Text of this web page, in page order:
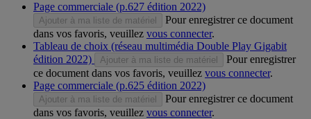
Page commerciale (p.627 édition 2022)
Ajouter à ma liste de matériel
Pour enregistrer ce document
dans vos favoris, veuillez vous connecter.
Tableau de choix (réseau multimédia Double Play Gigabit
édition 2022)
Ajouter à ma liste de matériel
Pour enregistrer
ce document dans vos favoris, veuillez vous connecter.
Page commerciale (p.625 édition 2022)
Ajouter à ma liste de matériel
Pour enregistrer ce document
dans vos favoris, veuillez vous connecter.